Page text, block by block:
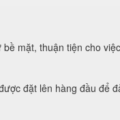
mặt, thuận tiện cho
đặt lên hàng đầu để